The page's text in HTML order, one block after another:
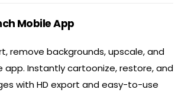
Mobile App
remove backgrounds, upscale, and
app. Instantly cartoonize, restore, and
with HD export and easy-to-use